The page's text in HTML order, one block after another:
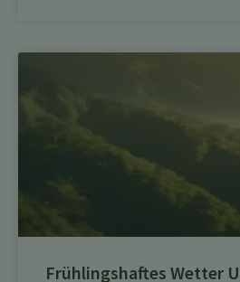
Frühlingshaftes Wetter